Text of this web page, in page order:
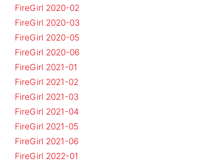
FireGirl 2020-02
FireGirl 2020-03
FireGirl 2020-05
FireGirl 2020-06
FireGirl 2021-01
FireGirl 2021-02
FireGirl 2021-03
FireGirl 2021-04
FireGirl 2021-05
FireGirl 2021-06
FireGirl 2022-01